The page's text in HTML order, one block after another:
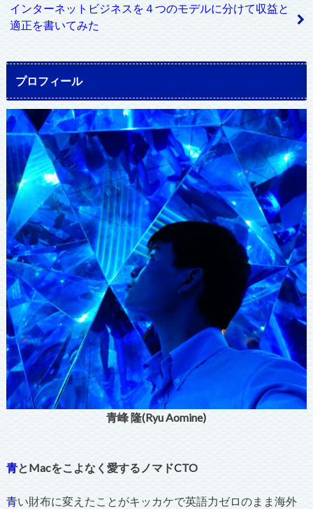
インターネットビジネスを４つのモデルに分けて収益と
適正を書いてみた
プロフィール
青峰 隆(Ryu Aomine)
青とMacをこよなく愛するノマドCTO
青い財布に変えたことがキッカケで英語力ゼロのまま海外